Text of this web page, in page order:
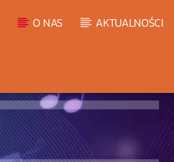
O NAS AKTUALNOŚCI